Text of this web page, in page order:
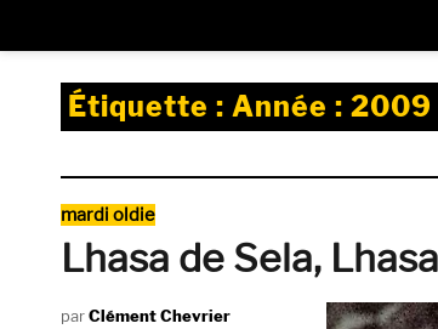
Étiquette : Année : 2009
Catégories
mardi oldie
Lhasa de Sela,
AuteurClément Chevrier